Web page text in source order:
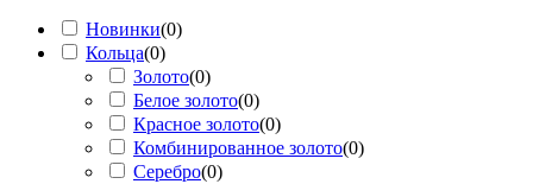
Новинки(0)
Кольца(0)
Золото(0)
Белое золото(0)
Красное золото(0)
Комбинированное золото(0)
Серебро(0)